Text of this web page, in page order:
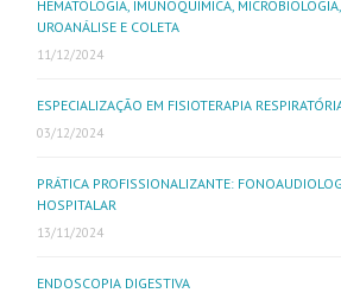
HEMATOLOGIA, IMUNOQUÍMICA,
UROANÁLISE E COLETA
11/12/2024
ESPECIALIZAÇÃO EM FISIOTERAPIA
03/12/2024
PRÁTICA PROFISSIONALIZANTE:
HOSPITALAR
13/11/2024
ENDOSCOPIA DIGESTIVA